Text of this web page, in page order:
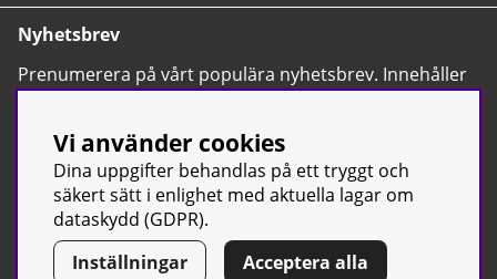
Nyhetsbrev
Prenumerera på vårt populära nyhetsbrev. Innehåller
tips, nyheter och våra allra bästa erbjudanden.
© Sport & Gym Butiken JTC AB | Kontakta oss| All rights reserved
Vi använder cookies
Dina uppgifter behandlas på ett tryggt och
säkert sätt i enlighet med aktuella lagar om
dataskydd (GDPR).
Inställningar
Acceptera alla